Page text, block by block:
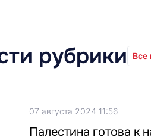
рубрики Все
07 августа 2024 11:56
Палестина готова к